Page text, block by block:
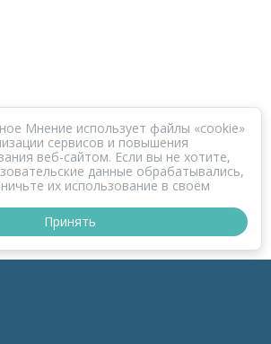
Мнение использует файлы «cookie»
сервисов и повышения
веб-сайтом. Если вы не хотите,
данные обрабатывались,
их использование в своём
Принять